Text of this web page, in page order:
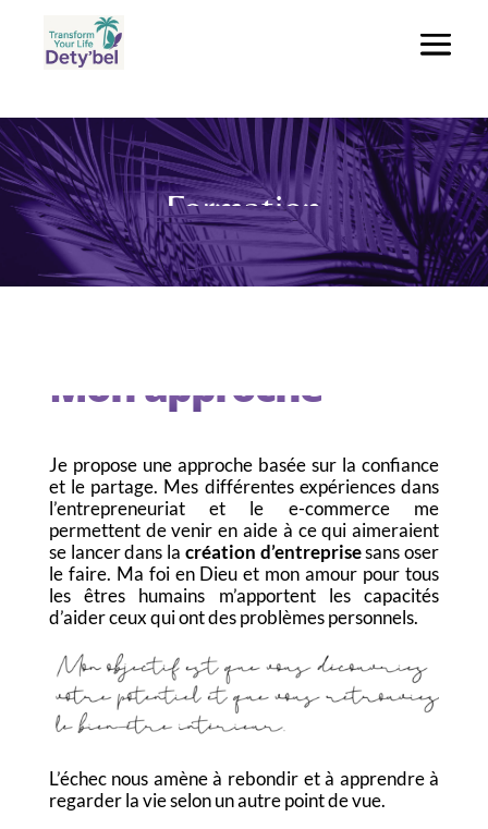
Formation
Mon approche
Je propose une approche basée sur la confiance
et le partage. Mes différentes expériences dans
l’entrepreneuriat et le e-commerce me
permettent de venir en aide à ce qui aimeraient
se lancer dans la création d’entreprisesans oser
le faire. Ma foi en Dieu et mon amour pour tous
les êtres humains m’apportent les capacités
d’aider ceux qui ont des problèmes personnels.
L’échec nous amène à rebondir et à apprendre à
regarder la vie selon un autre point de vue.